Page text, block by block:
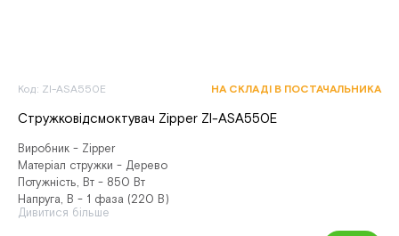
Код: ZI-ASA550E НА СКЛАДІ В ПОСТАЧАЛЬНИКА
Стружковідсмоктувач Zipper ZI-ASA550E
Виробник - Zipper
Матеріал стружки - Дерево
Потужність, Вт - 850 Вт
Напруга, В - 1 фаза (220 В)
Дивитися більше